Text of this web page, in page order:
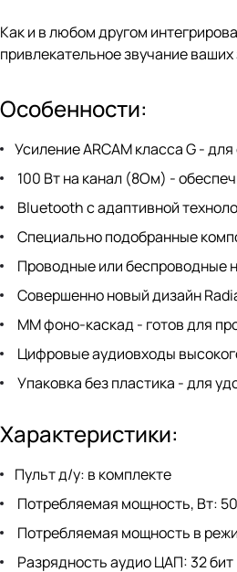
Как и в любом другом
привлекательное звучание ваших
Особенности:
Усиление ARCAM класса G -
100 Вт на канал (8Ом) -
Bluetooth с адаптивной
Специально подобранные
Проводные или беспроводные
Совершенно новый дизайн
ММ фоно-каскад - готов для
Цифровые аудиовходы
Упаковка без пластика - для
Характеристики:
Пульт д/у: в комплекте
Потребляемая мощность, Вт:
Потребляемая мощность в
Разрядность аудио ЦАП: 32 бит